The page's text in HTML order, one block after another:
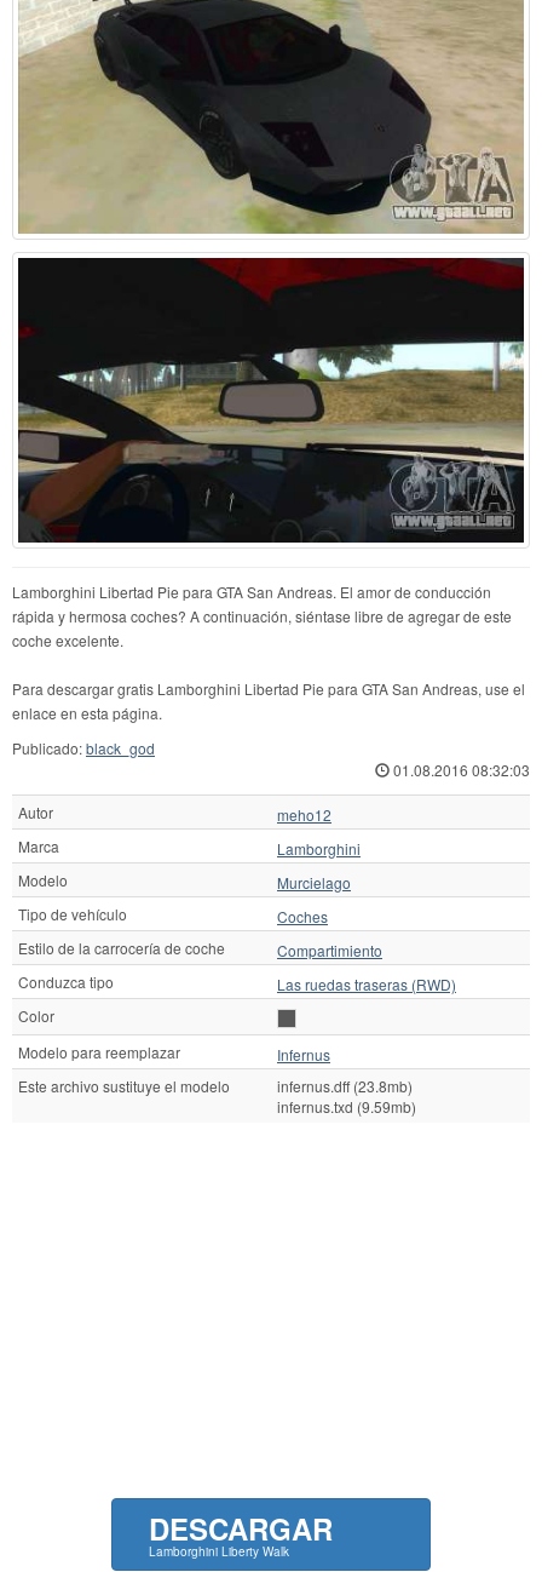
Lamborghini Libertad Pie para GTA San Andreas. El amor de conducción
rápida y hermosa coches? A continuación, siéntase libre de agregar de este
coche excelente.
Para descargar gratis Lamborghini Libertad Pie para GTA San Andreas, use el
enlace en esta página.
Publicado:black_god
01.08.2016 08:32:03
Autor
meho12
Marca
Lamborghini
Modelo
Murcielago
Tipo de vehículo
Coches
Estilo de la carrocería de coche
Compartimiento
Conduzca tipo
Las ruedas traseras (RWD)
Color
Modelo para reemplazar
Infernus
Este archivo sustituye el modelo
infernus.dff (23.8mb)
infernus.txd (9.59mb)
DESCARGAR
Lamborghini Liberty Walk